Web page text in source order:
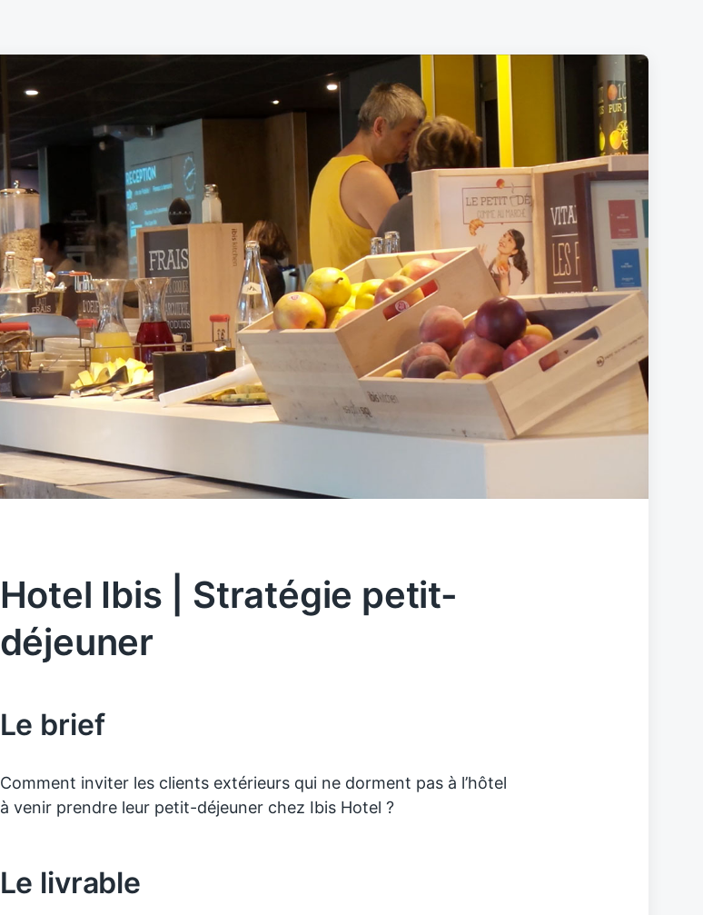
Hotel Ibis | Stratégie petit-
déjeuner
Le brief
Comment inviter les clients extérieurs qui ne dorment pas à l’hôtel
à venir prendre leur petit-déjeuner chez Ibis Hotel ?
Le livrable